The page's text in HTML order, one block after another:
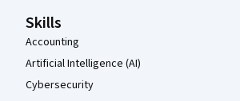
Skills
Accounting
Artificial Intelligence (AI)
Cybersecurity